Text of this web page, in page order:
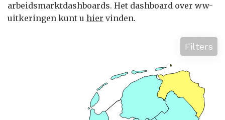
arbeidsmarktdashboards. Het dashboard over ww-
uitkeringen kunt u hier vinden.
Filters